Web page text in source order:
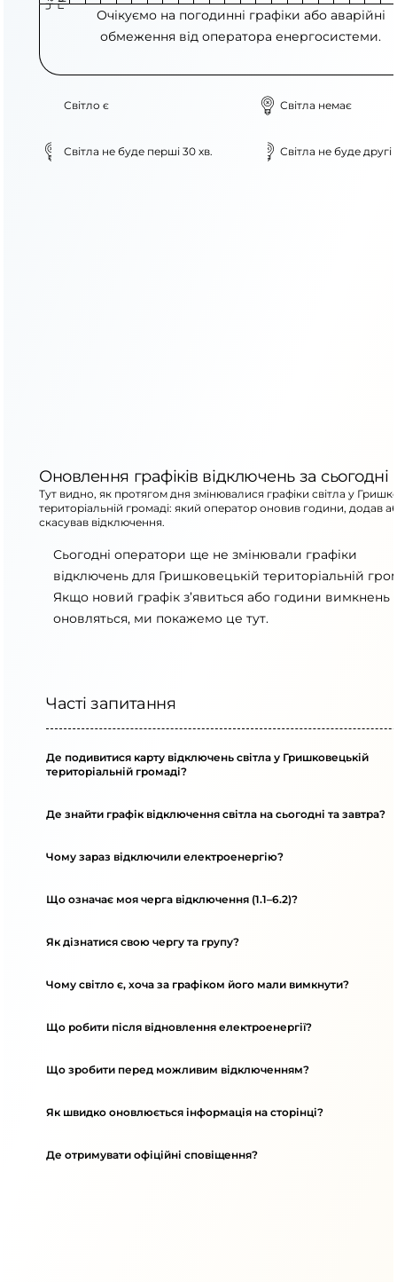
Очікуємо на погодинні графіки або аварійні
обмеження від оператора енергосистеми.
Світло є Світла немає
Світла не буде перші 30 хв. Світла не буде другі
Оновлення графіків відключень за сьогодні
Тут видно, як протягом дня змінювалися графіки світла у
територіальній громаді: який оператор оновив години, додав
скасував відключення.
Сьогодні оператори ще не змінювали графіки
відключень для Гришковецькій територіальній
Якщо новий графік з’явиться або години вимкнень
оновляться, ми покажемо це тут.
Часті запитання
Де подивитися карту відключень світла у Гришковецькій
територіальній громаді?
Де знайти графік відключення світла на сьогодні та завтра?
Чому зараз відключили електроенергію?
Що означає моя черга відключення (1.1–6.2)?
Як дізнатися свою чергу та групу?
Чому світло є, хоча за графіком його мали вимкнути?
Що робити після відновлення електроенергії?
Що зробити перед можливим відключенням?
Як швидко оновлюється інформація на сторінці?
Де отримувати офіційні сповіщення?